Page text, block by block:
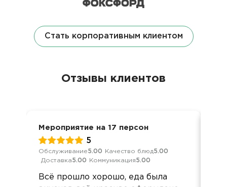
Стать корпоративным клиентом
Отзывы клиентов
Мероприятие на 17 персон
5
Обслуживание5.00 Качество блюд5.00
Доставка5.00 Коммуникация5.00
Всё прошло хорошо, еда была